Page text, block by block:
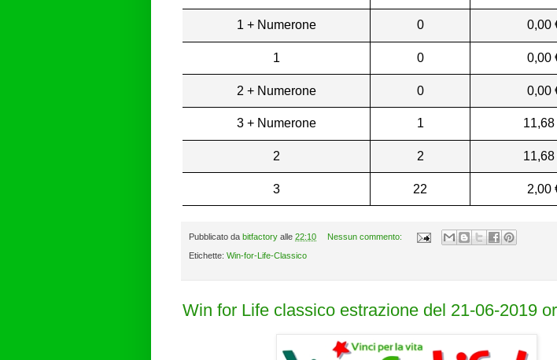
1 + Numerone 0 0,00
1 0 0,00
2 + Numerone 0 0,00
3 + Numerone 1 11,68
2 2 11,68
3 22 2,00
Pubblicato da bitfactory alle 22:10 Nessun commento:
Etichette: Win-for-Life-Classico
Win for Life classico estrazione del 21-06-2019